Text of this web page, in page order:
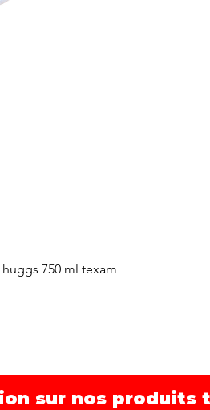
750 ml texam
sur nos